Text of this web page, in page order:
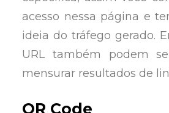
acesso nessa página e
ideia do tráfego gerado.
URL também podem
mensurar resultados de
QR Code